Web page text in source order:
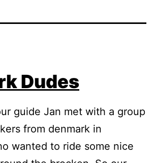
Dudes
guide Jan met with a group
from denmark in
wanted to ride some nice